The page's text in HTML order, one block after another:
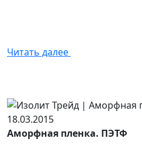
Читать далее
18.03.2015
Аморфная пленка. ПЭТФ